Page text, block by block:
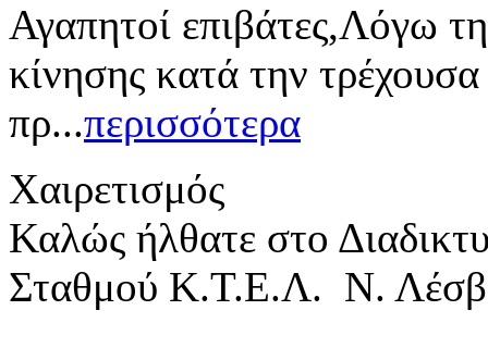
Αγαπητοί επιβάτες,Λόγω
κίνησης κατά την
πρ...περισσότερα
Χαιρετισμός
Καλώς ήλθατε στο
Σταθμού Κ.Τ.Ε.Λ. Ν.